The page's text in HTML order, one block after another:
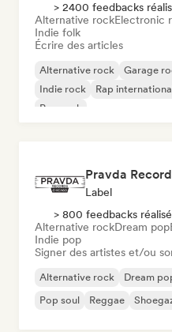
> 2400 feedbacks
Alternative rockElectronic
Indie folk
Écrire des articles
Alternative rock Garage
Indie rock
Rap
Pop rock
Pravda
Label
> 800 feedbacks
Alternative rockDream pop
Indie pop
Signer des artistes et/ou
Alternative rock Dream
Pop soul
Reggae